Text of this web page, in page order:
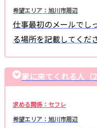
希望エリア：旭川市周辺
仕事最初のメールでし
る場所を記載してくだ
家に来てくれる人（
求める関係：セフレ
希望エリア：旭川市周辺